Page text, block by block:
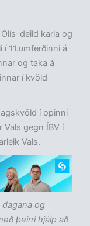
deild karla og
11.umferðinni á
og taka á
í kvöld
í opinni
Vals gegn ÍBV í
Vals.
dagana og
þeirri hjálp að